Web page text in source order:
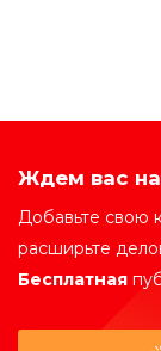
Ждем вас на
Добавьте свою
расширьте
Бесплатная